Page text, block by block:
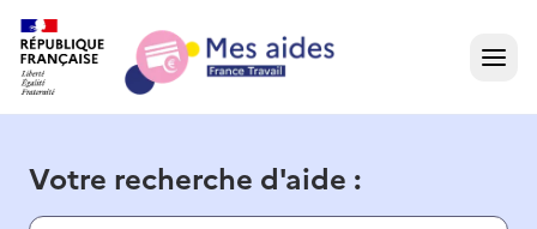
Présentation vidéo
Votre recherche d'aide :